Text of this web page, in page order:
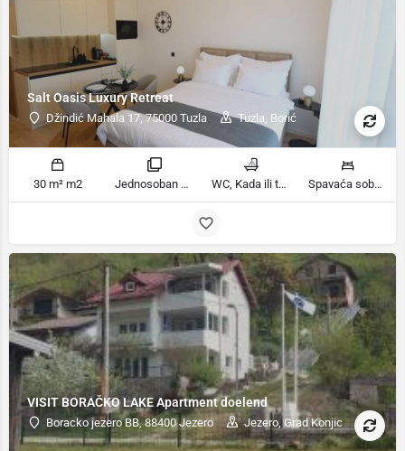
Salt Oasis Luxury Retreat
Džindić Mahala 17, 75000 Tuzla Tuzla, Borić
30 m² m2 Jednosoban stan sobe WC, Kada ili tuš kupatila Spavaća soba 1: 1 bračni krevet | Dnevni boravak: 1 kauč na razvlačenje ležaja
VISIT BORAČKO LAKE Apartment doelend
Boracko jezero BB, 88400 Jezero Jezero, Grad Konjic